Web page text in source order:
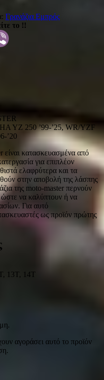
Γρανάζια Εμπρός
το !!
250 ’99-’25, WR/YZF
’20
είναι κατασκευασμένα από
για επιπλέον
ελαφρύτερα και τα
στην αποβολή της λάσπης
της moto-master περνούν
ώστε να καλύπτουν ή να
Για αυτό
ως προϊόν πρώτης
13T, 14T
αγοράσει αυτό το προϊόν